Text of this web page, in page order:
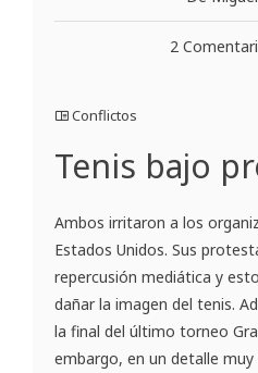
2
Conflictos
Tenis bajo
Ambos irritaron a los
Estados Unidos. Sus
repercusión mediática y
dañar la imagen del tenis.
la final del último torneo
embargo, en un detalle